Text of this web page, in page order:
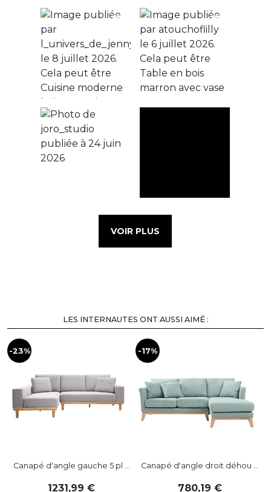
VOIR PLUS
LES INTERNAUTES ONT AUSSI AIMÉ :
-23%
Canapé d'angle gauche 5 pl ...
1231,99
-17%
Canapé d'angle droit déhou ...
780,19